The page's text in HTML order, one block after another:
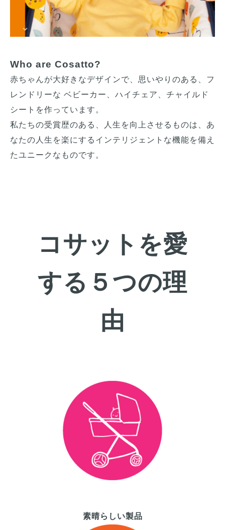
Who are Cosatto?
赤ちゃんが大好きなデザインで、思いやりのある、フ
レンドリーな ベビーカー、ハイチェア、チャイルド
シートを作っています。
私たちの受賞歴のある、人生を向上させるものは、あ
なたの人生を楽にするインテリジェントな機能を備え
たユニークなものです。
コサットを愛
する５つの理
由
素晴らしい製品